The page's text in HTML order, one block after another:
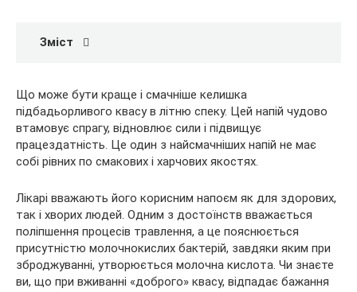
Зміст
Що може бути краще і смачніше келишка
підбадьорливого квасу в літню спеку. Цей напій чудово
втамовує спрагу, відновлює сили і підвищує
працездатність. Це один з найсмачніших напій не має
собі рівних по смакових і харчових якостях.
Лікарі вважають його корисним напоєм як для здорових,
так і хворих людей. Одним з достоїнств вважається
поліпшення процесів травлення, а це пояснюється
присутністю молочнокислих бактерій, завдяки яким при
зброджуванні, утворюється молочна кислота. Чи знаєте
ви, що при вживанні «доброго» квасу, відпадає бажання